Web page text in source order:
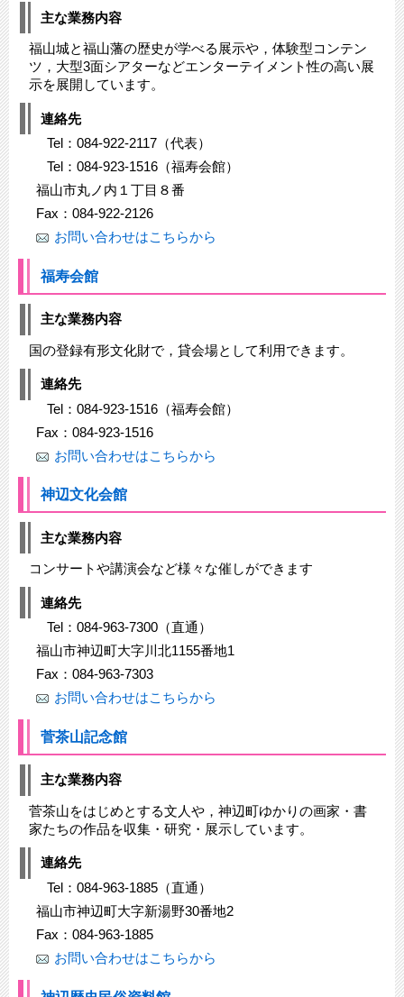
主な業務内容
福山城と福山藩の歴史が学べる展示や，体験型コンテン
ツ，大型3面シアターなどエンターテイメント性の高い展
示を展開しています。
連絡先
Tel：084-922-2117（代表）
Tel：084-923-1516（福寿会館）
福山市丸ノ内１丁目８番
Fax：084-922-2126
お問い合わせはこちらから
福寿会館
主な業務内容
国の登録有形文化財で，貸会場として利用できます。
連絡先
Tel：084-923-1516（福寿会館）
Fax：084-923-1516
お問い合わせはこちらから
神辺文化会館
主な業務内容
コンサートや講演会など様々な催しができます
連絡先
Tel：084-963-7300（直通）
福山市神辺町大字川北1155番地1
Fax：084-963-7303
お問い合わせはこちらから
菅茶山記念館
主な業務内容
菅茶山をはじめとする文人や，神辺町ゆかりの画家・書
家たちの作品を収集・研究・展示しています。
連絡先
Tel：084-963-1885（直通）
福山市神辺町大字新湯野30番地2
Fax：084-963-1885
お問い合わせはこちらから